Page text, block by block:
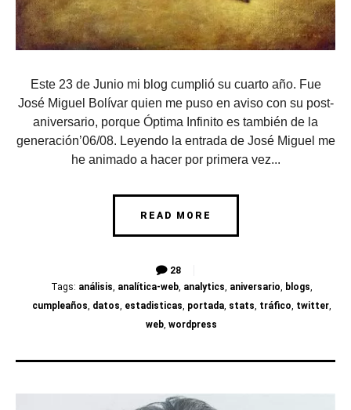
Este 23 de Junio mi blog cumplió su cuarto año. Fue
José Miguel Bolívar quien me puso en aviso con su post-
aniversario, porque Óptima Infinito es también de la
generación’06/08. Leyendo la entrada de José Miguel me
he animado a hacer por primera vez...
READ MORE
28
Tags: análisis analítica-web, analytics aniversario blogs
cumpleaños datos estadisticas portada, stats tráfico twitter,
web wordpress